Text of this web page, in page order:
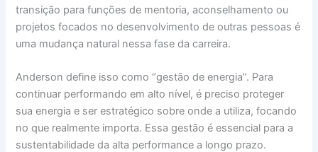
transição para funções de mentoria, aconselhamento ou
projetos focados no desenvolvimento de outras pessoas é
uma mudança natural nessa fase da carreira.
Anderson define isso como “gestão de energia”. Para
continuar performando em alto nível, é preciso proteger
sua energia e ser estratégico sobre onde a utiliza, focando
no que realmente importa. Essa gestão é essencial para a
sustentabilidade da alta performance a longo prazo.